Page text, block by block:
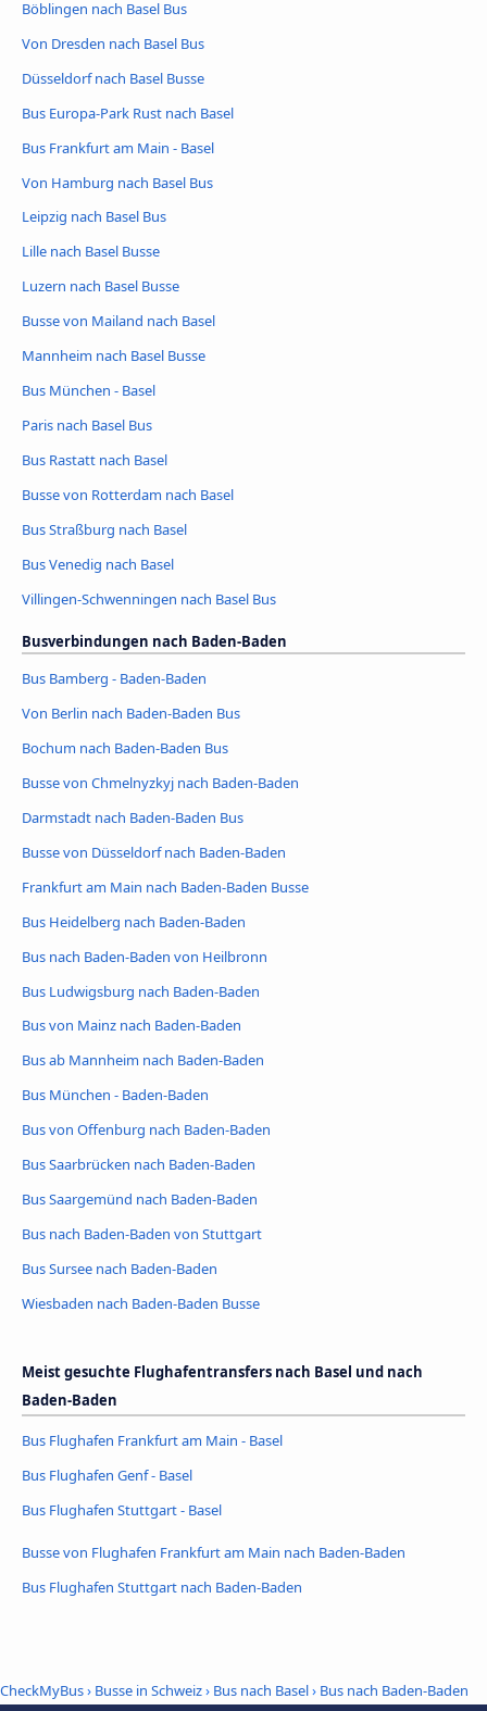
Böblingen nach Basel Bus
Von Dresden nach Basel Bus
Düsseldorf nach Basel Busse
Bus Europa-Park Rust nach Basel
Bus Frankfurt am Main - Basel
Von Hamburg nach Basel Bus
Leipzig nach Basel Bus
Lille nach Basel Busse
Luzern nach Basel Busse
Busse von Mailand nach Basel
Mannheim nach Basel Busse
Bus München - Basel
Paris nach Basel Bus
Bus Rastatt nach Basel
Busse von Rotterdam nach Basel
Bus Straßburg nach Basel
Bus Venedig nach Basel
Villingen-Schwenningen nach Basel Bus
Busverbindungen nach Baden-Baden
Bus Bamberg - Baden-Baden
Von Berlin nach Baden-Baden Bus
Bochum nach Baden-Baden Bus
Busse von Chmelnyzkyj nach Baden-Baden
Darmstadt nach Baden-Baden Bus
Busse von Düsseldorf nach Baden-Baden
Frankfurt am Main nach Baden-Baden Busse
Bus Heidelberg nach Baden-Baden
Bus nach Baden-Baden von Heilbronn
Bus Ludwigsburg nach Baden-Baden
Bus von Mainz nach Baden-Baden
Bus ab Mannheim nach Baden-Baden
Bus München - Baden-Baden
Bus von Offenburg nach Baden-Baden
Bus Saarbrücken nach Baden-Baden
Bus Saargemünd nach Baden-Baden
Bus nach Baden-Baden von Stuttgart
Bus Sursee nach Baden-Baden
Wiesbaden nach Baden-Baden Busse
Meist gesuchte Flughafentransfers nach Basel und nach
Baden-Baden
Bus Flughafen Frankfurt am Main - Basel
Bus Flughafen Genf - Basel
Bus Flughafen Stuttgart - Basel
Busse von Flughafen Frankfurt am Main nach Baden-Baden
Bus Flughafen Stuttgart nach Baden-Baden
CheckMyBus› Busse in Schweiz› Bus nach Basel› Bus nach Baden-Baden